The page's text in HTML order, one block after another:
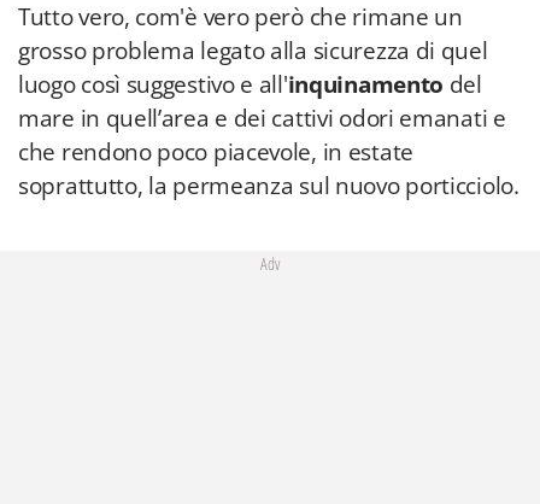
Tutto vero, com'è vero però che rimane un
grosso problema legato alla sicurezza di quel
luogo così suggestivo e all'inquinamento del
mare in quell’area e dei cattivi odori emanati e
che rendono poco piacevole, in estate
soprattutto, la permeanza sul nuovo porticciolo.
Adv